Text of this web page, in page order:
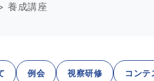
養成講座
例会 視察研修 コンテ